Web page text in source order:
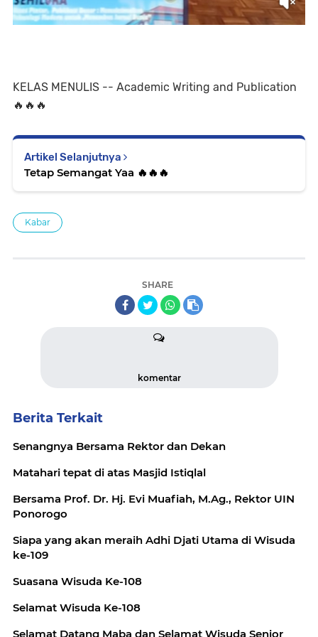
KELAS MENULIS -- Academic Writing and Publication
🔥🔥🔥
Artikel Selanjutnya
Tetap Semangat Yaa 🔥🔥🔥
Kabar
SHARE
komentar
Berita Terkait
Senangnya Bersama Rektor dan Dekan
Matahari tepat di atas Masjid Istiqlal
Bersama Prof. Dr. Hj. Evi Muafiah, M.Ag., Rektor UIN
Ponorogo
Siapa yang akan meraih Adhi Djati Utama di Wisuda
ke-109
Suasana Wisuda Ke-108
Selamat Wisuda Ke-108
Selamat Datang Maba dan Selamat Wisuda Senior